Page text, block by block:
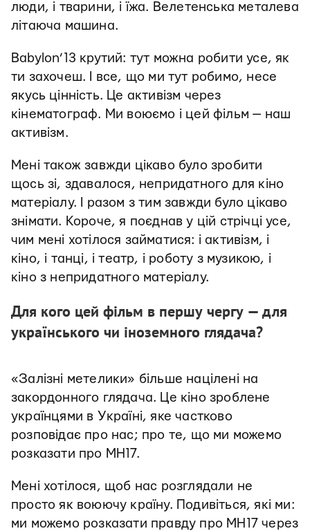
люди, і тварини, і їжа. Велетенська металева
літаюча машина.
Babylon’13 крутий: тут можна робити усе, як
ти захочеш. І все, що ми тут робимо, несе
якусь цінність. Це активізм через
кінематограф. Ми воюємо і цей фільм — наш
активізм.
Мені також завжди цікаво було зробити
щось зі, здавалося, непридатного для кіно
матеріалу. І разом з тим завжди було цікаво
знімати. Короче, я поєднав у цій стрічці усе,
чим мені хотілося займатися: і активізм, і
кіно, і танці, і театр, і роботу з музикою, і
кіно з непридатного матеріалу.
Для кого цей фільм в першу чергу — для
українського чи іноземного глядача?
«Залізні метелики» більше націлені на
закордонного глядача. Це кіно зроблене
українцями в Україні, яке частково
розповідає про нас; про те, що ми можемо
розказати про MH17.
Мені хотілося, щоб нас розглядали не
просто як воюючу країну. Подивіться, які ми:
ми можемо розказати правду про MH17 через